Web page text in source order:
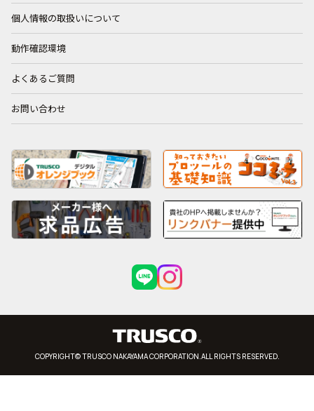
個人情報の取扱いについて
動作確認環境
よくあるご質問
お問い合わせ
COPYRIGHT© TRUSCO NAKAYAMA CORPORATION.ALL RIGHTS RESERVED.